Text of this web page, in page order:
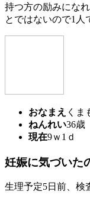
持つ方の励みにな
とではないので1人
おなまえ くま
ねんれい36歳
現在9ｗ1ｄ
妊娠に気づいた
生理予定5日前、検